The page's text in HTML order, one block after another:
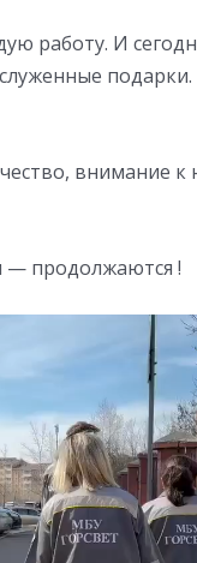
работу. И
подарки.
внимание
— продолжаются !